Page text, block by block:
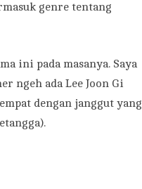
genre tentang
ini pada masanya. Saya
ngeh ada Lee Joon Gi
dengan janggut yang